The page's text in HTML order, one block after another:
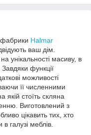
фабрики Halmar
ваш дім.
унікальності масиву, в
функції
можливості
її численними
якій стоїть скляна
Виготовлений з
цікавить тих, хто
галузі меблів.